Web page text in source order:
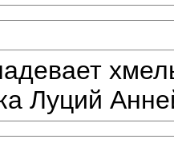
Луций